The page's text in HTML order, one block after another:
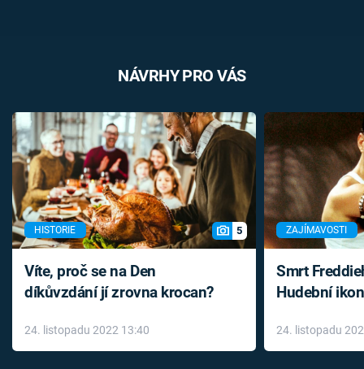
NÁVRHY PRO VÁS
HISTORIE 5
Víte, proč se na Den
díkůvzdání jí zrovna krocan?
24. listopadu 2022 13:40
ZAJÍMAVOSTI
Smrt
Hudební
léky
24. listopadu